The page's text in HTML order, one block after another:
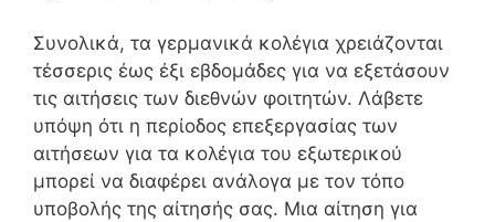
Συνολικά, τα γερμανικά κολέγια χρειάζονται
τέσσερις έως έξι εβδομάδες για να εξετάσουν
τις αιτήσεις των διεθνών φοιτητών. Λάβετε
υπόψη ότι η περίοδος επεξεργασίας των
αιτήσεων για τα κολέγια του εξωτερικού
μπορεί να διαφέρει ανάλογα με τον τόπο
υποβολής της αίτησής σας. Μια αίτηση για